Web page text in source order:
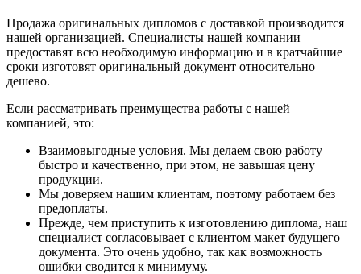
Продажа оригинальных дипломов с доставкой производится
нашей организацией. Специалисты нашей компании
предоставят всю необходимую информацию и в кратчайшие
сроки изготовят оригинальный документ относительно
дешево.
Если рассматривать преимущества работы с нашей
компанией, это:
Взаимовыгодные условия. Мы делаем свою работу
быстро и качественно, при этом, не завышая цену
продукции.
Мы доверяем нашим клиентам, поэтому работаем без
предоплаты.
Прежде, чем приступить к изготовлению диплома, наш
специалист согласовывает с клиентом макет будущего
документа. Это очень удобно, так как возможность
ошибки сводится к минимуму.